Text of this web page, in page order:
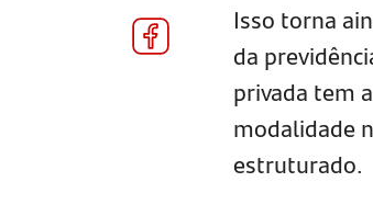
Isso torna
da
privada tem
modalidade
estruturado.